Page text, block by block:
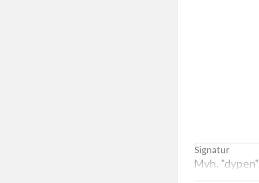
Signatur
Mvh. "dypen"